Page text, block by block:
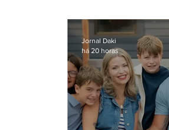
Jornal Daki
há 20 horas